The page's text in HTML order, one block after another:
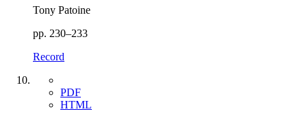
Tony Patoine
pp. 230–233
Record
PDF
HTML